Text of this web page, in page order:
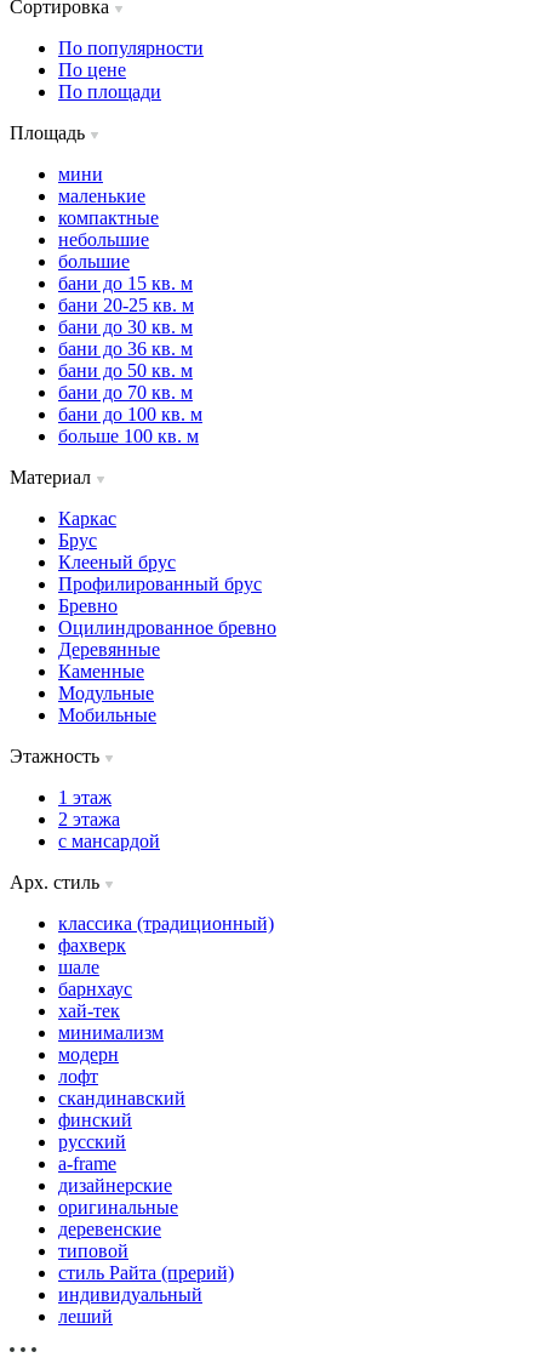
Сортировка
По популярности
По цене
По площади
Площадь
мини
маленькие
компактные
небольшие
большие
бани до 15 кв. м
бани 20-25 кв. м
бани до 30 кв. м
бани до 36 кв. м
бани до 50 кв. м
бани до 70 кв. м
бани до 100 кв. м
больше 100 кв. м
Материал
Каркас
Брус
Клееный брус
Профилированный брус
Бревно
Оцилиндрованное бревно
Деревянные
Каменные
Модульные
Мобильные
Этажность
1 этаж
2 этажа
с мансардой
Арх. стиль
классика (традиционный)
фахверк
шале
барнхаус
хай-тек
минимализм
модерн
лофт
скандинавский
финский
русский
a-frame
дизайнерские
оригинальные
деревенские
типовой
стиль Райта (прерий)
индивидуальный
леший